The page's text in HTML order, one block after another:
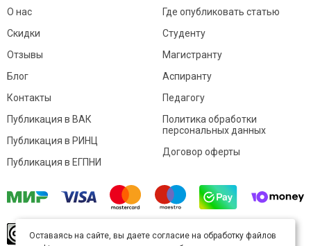
О нас
Скидки
Отзывы
Блог
Контакты
Где опубликовать статью
Студенту
Магистранту
Аспиранту
Педагогу
Публикация в ВАК
Публикация в РИНЦ
Публикация в ЕГПНИ
Политика обработки
персональных данных
Договор оферты
произведение доступно полицензии Creative
Оставаясь на сайте, вы даете согласие на обработку файлов